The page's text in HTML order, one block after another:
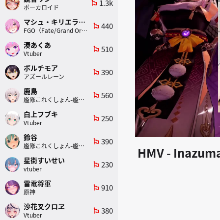
HMV -
ボーカロイド
emoji_flags 1.3k
マシュ・キリエライト
FGO（Fate/Grand Order）
emoji_flags 440
湊あくあ
Vtuber
emoji_flags 510
ボルチモア
アズールレーン
emoji_flags 390
鹿島
艦隊これくしょん-艦これ-
emoji_flags 560
白上フブキ
Vtuber
emoji_flags 250
鈴谷
艦隊これくしょん-艦これ-
emoji_flags 390
星街すいせい
vtuber
emoji_flags 230
雷電将軍
原神
emoji_flags 910
沙花叉クロヱ
Vtuber
emoji_flags 380